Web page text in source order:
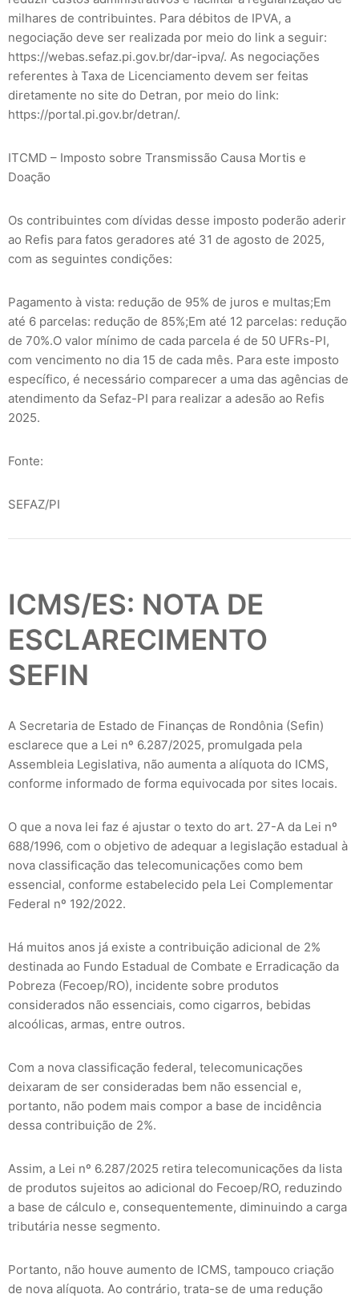
milhares de contribuintes. Para débitos de IPVA, a
negociação deve ser realizada por meio do link a seguir:
https://webas.sefaz.pi.gov.br/dar-ipva/. As negociações
referentes à Taxa de Licenciamento devem ser feitas
diretamente no site do Detran, por meio do link:
https://portal.pi.gov.br/detran/.
ITCMD – Imposto sobre Transmissão Causa Mortis e
Doação
Os contribuintes com dívidas desse imposto poderão aderir
ao Refis para fatos geradores até 31 de agosto de 2025,
com as seguintes condições:
Pagamento à vista: redução de 95% de juros e multas;Em
até 6 parcelas: redução de 85%;Em até 12 parcelas: redução
de 70%.O valor mínimo de cada parcela é de 50 UFRs-PI,
com vencimento no dia 15 de cada mês. Para este imposto
específico, é necessário comparecer a uma das agências de
atendimento da Sefaz-PI para realizar a adesão ao Refis
2025.
Fonte:
SEFAZ/PI
ICMS/ES: NOTA DE
ESCLARECIMENTO
SEFIN
A Secretaria de Estado de Finanças de Rondônia (Sefin)
esclarece que a Lei nº 6.287/2025, promulgada pela
Assembleia Legislativa, não aumenta a alíquota do ICMS,
conforme informado de forma equivocada por sites locais.
O que a nova lei faz é ajustar o texto do art. 27-A da Lei nº
688/1996, com o objetivo de adequar a legislação estadual à
nova classificação das telecomunicações como bem
essencial, conforme estabelecido pela Lei Complementar
Federal nº 192/2022.
Há muitos anos já existe a contribuição adicional de 2%
destinada ao Fundo Estadual de Combate e Erradicação da
Pobreza (Fecoep/RO), incidente sobre produtos
considerados não essenciais, como cigarros, bebidas
alcoólicas, armas, entre outros.
Com a nova classificação federal, telecomunicações
deixaram de ser consideradas bem não essencial e,
portanto, não podem mais compor a base de incidência
dessa contribuição de 2%.
Assim, a Lei nº 6.287/2025 retira telecomunicações da lista
de produtos sujeitos ao adicional do Fecoep/RO, reduzindo
a base de cálculo e, consequentemente, diminuindo a carga
tributária nesse segmento.
Portanto, não houve aumento de ICMS, tampouco criação
de nova alíquota. Ao contrário, trata-se de uma redução